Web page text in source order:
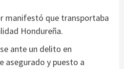
manifestó que transportaba
Hondureña.
ante un delito en
asegurado y puesto a